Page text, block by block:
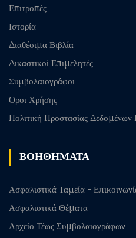
Επιτροπές
Ιστορία
Διαθέσιμα Βιβλία
Δικαστικοί Επιμελητές
Συμβολαιογράφοι
Όροι Χρήσης
Πολιτική Προστασίας
ΒΟΗΘΗΜΑΤΑ
Ασφαλιστικά Ταμεία -
Ασφαλιστικά Θέματα
Αρχείο Τέως Συμβολαιογράφων